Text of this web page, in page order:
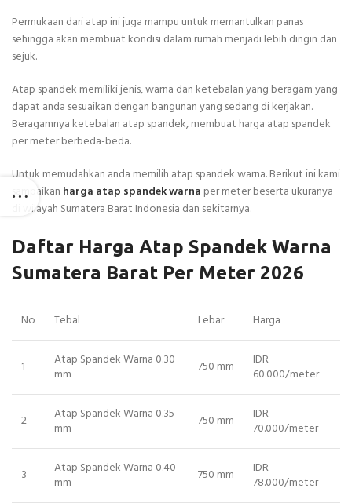
Permukaan dari atap ini juga mampu untuk memantulkan panas
sehingga akan membuat kondisi dalam rumah menjadi lebih dingin dan
sejuk.
Atap spandek memiliki jenis, warna dan ketebalan yang beragam yang
dapat anda sesuaikan dengan bangunan yang sedang di kerjakan.
Beragamnya ketebalan atap spandek, membuat harga atap spandek
per meter berbeda-beda.
Untuk memudahkan anda memilih atap spandek warna. Berikut ini kami
sampaikan harga atap spandek warna per meter beserta ukuranya
di wilayah Sumatera Barat Indonesia dan sekitarnya.
Daftar Harga Atap Spandek Warna
Sumatera Barat Per Meter 2026
No Tebal Lebar Harga
1
Atap Spandek Warna 0.30
mm
750 mm
IDR
60.000/meter
2
Atap Spandek Warna 0.35
mm
750 mm
IDR
70.000/meter
3
Atap Spandek Warna 0.40
mm
750 mm
IDR
78.000/meter